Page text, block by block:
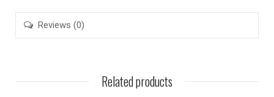
Reviews (0)
Related products